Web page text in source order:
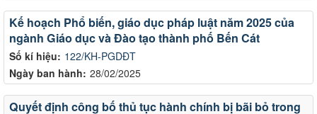
Số kí hiệu: 122/KH-PGDĐT
Ngày ban hành: 28/02/2025
Kế hoạch Phổ biến, giáo dục pháp luật năm 2025 của
ngành Giáo dục và Đào tạo thành phố Bến Cát
Quyết định công bố thủ tục hành chính bị bãi bỏ trong